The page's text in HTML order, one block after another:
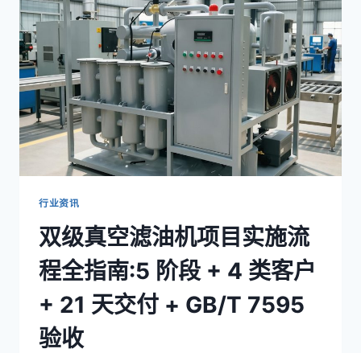
油
温
制
全
攻
略
(智
能
温
方
案
对
比
+
AI
行业资讯
双级真空滤油机项目实施流
程全指南:5 阶段 + 4 类客户
+ 21 天交付 + GB/T 7595
验收